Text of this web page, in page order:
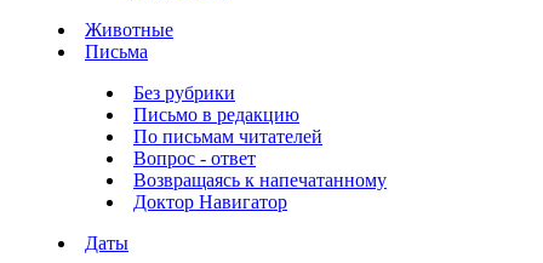
Животные
Письма
Без рубрики
Письмо в редакцию
По письмам читателей
Вопрос - ответ
Возвращаясь к напечатанному
Доктор Навигатор
Даты